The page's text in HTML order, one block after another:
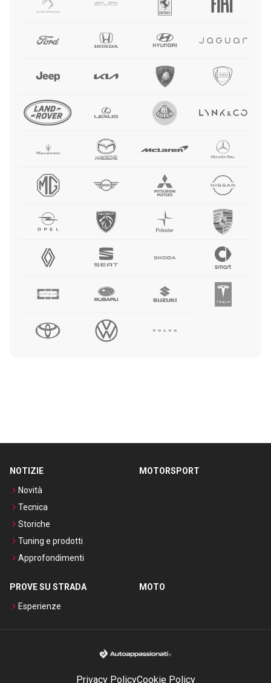
NOTIZIE
Novità
Tecnica
Storiche
Tuning e prodotti
Approfondimenti
MOTORSPORT
PROVE SU STRADA
Esperienze
MOTO
Privacy PolicyCookie Policy